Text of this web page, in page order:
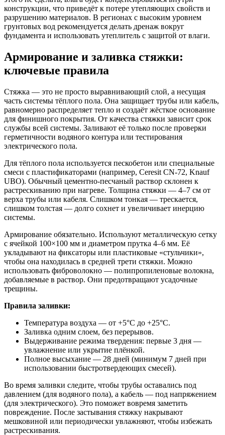
конструкции, что приведёт к потере утепляющих свойств и
разрушению материалов. В регионах с высоким уровнем
грунтовых вод рекомендуется делать дренаж вокруг
фундамента и использовать утеплитель с защитой от влаги.
Армирование и заливка стяжки:
ключевые правила
Стяжка — это не просто выравнивающий слой, а несущая
часть системы тёплого пола. Она защищает трубы или кабель,
равномерно распределяет тепло и создаёт жёсткое основание
для финишного покрытия. От качества стяжки зависит срок
службы всей системы. Заливают её только после проверки
герметичности водяного контура или тестирования
электрического пола.
Для тёплого пола используется пескобетон или специальные
смеси с пластификаторами (например, Ceresit CN-72, Knauf
UBO). Обычный цементно-песчаный раствор склонен к
растрескиванию при нагреве. Толщина стяжки — 4–7 см от
верха трубы или кабеля. Слишком тонкая — трескается,
слишком толстая — долго сохнет и увеличивает инерцию
системы.
Армирование обязательно. Используют металлическую сетку
с ячейкой 100×100 мм и диаметром прутка 4–6 мм. Её
укладывают на фиксаторы или пластиковые «стульчики»,
чтобы она находилась в средней трети стяжки. Можно
использовать фиброволокно — полипропиленовые волокна,
добавляемые в раствор. Они предотвращают усадочные
трещины.
Правила заливки:
Температура воздуха — от +5°C до +25°C.
Заливка одним слоем, без перерывов.
Выдерживание режима твердения: первые 3 дня —
увлажнение или укрытие плёнкой.
Полное высыхание — 28 дней (минимум 7 дней при
использовании быстротвердеющих смесей).
Во время заливки следите, чтобы трубы оставались под
давлением (для водяного пола), а кабель — под напряжением
(для электрического). Это поможет вовремя заметить
повреждение. После застывания стяжку накрывают
мешковиной или периодически увлажняют, чтобы избежать
растрескивания.